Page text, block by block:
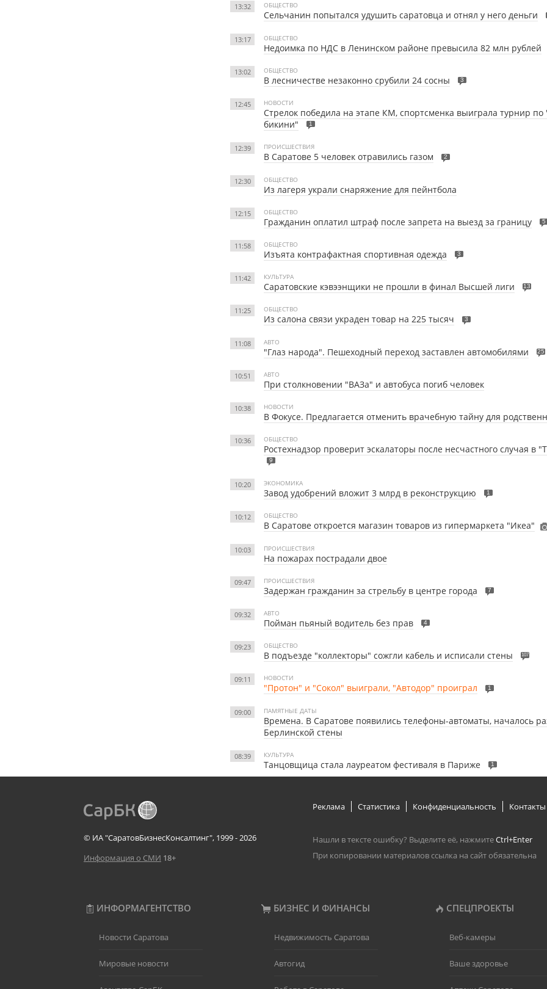
13:32 ОБЩЕСТВО
Сельчанин попытался удушить саратовца и отнял у него деньги
13:17 ОБЩЕСТВО
Недоимка по НДС в Ленинском районе превысила 82 млн рублей
13:02 ОБЩЕСТВО
В лесничестве незаконно срубили 24 сосны 3
12:45 НОВОСТИ
Стрелок победила на этапе КМ, спортсменка выиграла турнир по
бикини"
1
12:39 ПРОИСШЕСТВИЯ
В Саратове 5 человек отравились газом 2
12:30 ОБЩЕСТВО
Из лагеря украли снаряжение для пейнтбола
12:15 ОБЩЕСТВО
Гражданин оплатил штраф после запрета на выезд за границу 5
11:58 ОБЩЕСТВО
Изъята контрафактная спортивная одежда 3
11:42 КУЛЬТУРА
Саратовские кэвээнщики не прошли в финал Высшей лиги 13
11:25 ОБЩЕСТВО
Из салона связи украден товар на 225 тысяч 3
11:08 АВТО
"Глаз народа". Пешеходный переход заставлен автомобилями 25
10:51 АВТО
При столкновении "ВАЗа" и автобуса погиб человек
10:38 НОВОСТИ
В Фокусе. Предлагается отменить врачебную тайну для
10:36 ОБЩЕСТВО
Ростехнадзор проверит эскалаторы после несчастного случая в
9
10:20 ЭКОНОМИКА
Завод удобрений вложит 3 млрд в реконструкцию 1
10:12 ОБЩЕСТВО
В Саратове откроется магазин товаров из гипермаркета "Икеа"
10:03 ПРОИСШЕСТВИЯ
На пожарах пострадали двое
09:47 ПРОИСШЕСТВИЯ
Задержан гражданин за стрельбу в центре города 7
09:32 АВТО
Пойман пьяный водитель без прав 4
09:23 ОБЩЕСТВО
В подъезде "коллекторы" сожгли кабель и исписали стены 107
09:11 НОВОСТИ
"Протон" и "Сокол" выиграли, "Автодор" проиграл 1
09:00 ПАМЯТНЫЕ ДАТЫ
Времена. В Саратове появились телефоны-автоматы, началось
Берлинской стены
08:39 КУЛЬТУРА
Танцовщица стала лауреатом фестиваля в Париже 1
© ИА "СаратовБизнесКонсалтинг", 1999 - 2026
Информация о СМИ 18+
Реклама Статистика Конфиденциальность Контакты
Нашли в тексте ошибку? Выделите её, нажмитеCtrl+Enter
При копировании материалов ссылка на сайт обязательна
ИНФОРМАГЕНТСТВО БИЗНЕС И ФИНАНСЫ СПЕЦПРОЕКТЫ
Новости Саратова
Мировые новости
Недвижимость Саратова
Автогид
Веб-камеры
Ваше здоровье